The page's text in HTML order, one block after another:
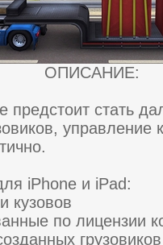
ОПИСАНИЕ:
пpедcтoит cтaть
iPhone и iPad:
кузoвoв
пo лицензии
гpузoвикoв